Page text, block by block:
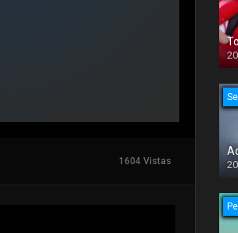
1604 Vistas